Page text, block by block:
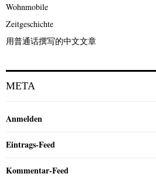
Wohnmobile
Zeitgeschichte
用普通话撰写的中文文章
META
Anmelden
Eintrags-Feed
Kommentar-Feed